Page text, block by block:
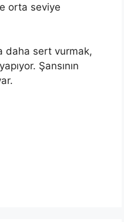
orta seviye
daha sert vurmak,
Şansının